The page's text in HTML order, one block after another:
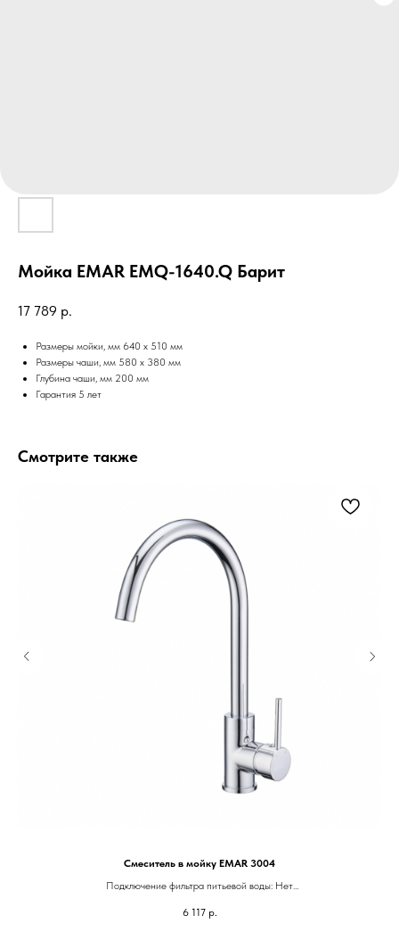
Мойка EMAR EMQ-1640.Q Барит
17 789 р.
Размеры мойки, мм 640 x 510 мм
Размеры чаши, мм 580 x 380 мм
Глубина чаши, мм 200 мм
Гарантия 5 лет
Смотрите также
Смеситель в мойку EMAR 3004
Подключение фильтра питьевой воды: Нет
Высота смесителя: 370 мм
6 117 р.